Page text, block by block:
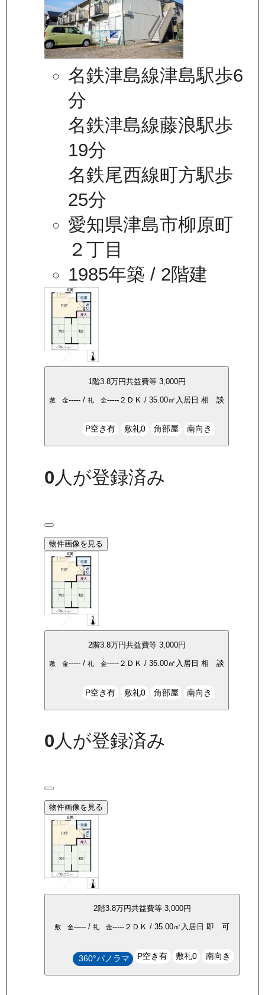
名鉄津島線津島駅歩6
分
名鉄津島線藤浪駅歩
19分
名鉄尾西線町方駅歩
25分
愛知県津島市柳原町
２丁目
1985年築 / 2階建
1階3.8万円共益費等 3,000円
敷 金----- /礼 金----- ２ＤＫ /35.00㎡ 入居日相 談
P空き有 敷礼0 角部屋 南向き
0 人が登録済み
物件画像を見る
2階3.8万円共益費等 3,000円
敷 金----- /礼 金----- ２ＤＫ /35.00㎡ 入居日相 談
P空き有 敷礼0 角部屋 南向き
0 人が登録済み
物件画像を見る
2階3.8万円共益費等 3,000円
敷 金----- / 礼 金----- ２ＤＫ / 35.00㎡ 入居日 即 可
360°パノラマ P空き有 敷礼0 南向き